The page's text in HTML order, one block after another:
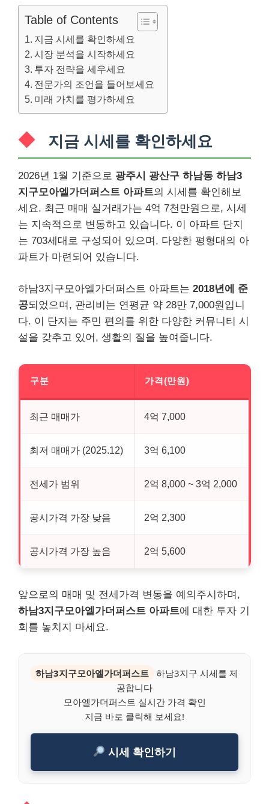
Table of Contents
지금 시세를 확인하세요
시장 분석을 시작하세요
투자 전략을 세우세요
전문가의 조언을 들어보세요
미래 가치를 평가하세요
지금 시세를 확인하세요
2026년 1월 기준으로 광주시 광산구 하남동 하남3
지구모아엘가더퍼스트 아파트의 시세를 확인해보
세요. 최근 매매 실거래가는 4억 7천만원으로, 시세
는 지속적으로 변동하고 있습니다. 이 아파트 단지
는 703세대로 구성되어 있으며, 다양한 평형대의 아
파트가 마련되어 있습니다.
하남3지구모아엘가더퍼스트 아파트는 2018년에 준
공되었으며, 관리비는 연평균 약 28만 7,000원입니
다. 이 단지는 주민 편의를 위한 다양한 커뮤니티 시
설을 갖추고 있어, 생활의 질을 높여줍니다.
구분 가격(만원)
최근 매매가 4억 7,000
최저 매매가 (2025.12) 3억 6,100
전세가 범위 2억 8,000 ~ 3억 2,000
공시가격 가장 낮음 2억 2,300
공시가격 가장 높음 2억 5,600
앞으로의 매매 및 전세가격 변동을 예의주시하며,
하남3지구모아엘가더퍼스트 아파트에 대한 투자 기
회를 놓치지 마세요.
하남3지구모아엘가더퍼스트 하남3지구 시세를 제
공합니다
모아엘가더퍼스트 실시간 가격 확인
지금 바로 클릭해 보세요!
시세 확인하기